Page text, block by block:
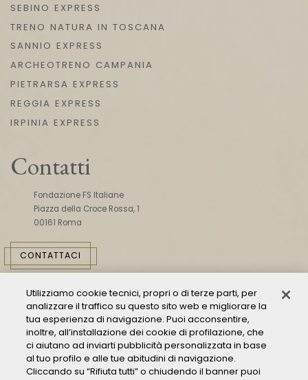
SEBINO EXPRESS
TRENO NATURA IN TOSCANA
SANNIO EXPRESS
ARCHEOTRENO CAMPANIA
PIETRARSA EXPRESS
REGGIA EXPRESS
IRPINIA EXPRESS
Contatti
Fondazione FS Italiane
Piazza della Croce Rossa, 1
00161 Roma
CONTATTACI
Consulta il Modello 231
Gestione delle segnalazioni - Whistleblowing
Utilizziamo cookie tecnici, propri o di terze parti, per
analizzare il traffico su questo sito web e migliorare la
tua esperienza di navigazione. Puoi acconsentire,
inoltre, all’installazione dei cookie di profilazione, che
ci aiutano ad inviarti pubblicità personalizzata in base
al tuo profilo e alle tue abitudini di navigazione.
Cliccando su “Rifiuta tutti” o chiudendo il banner puoi